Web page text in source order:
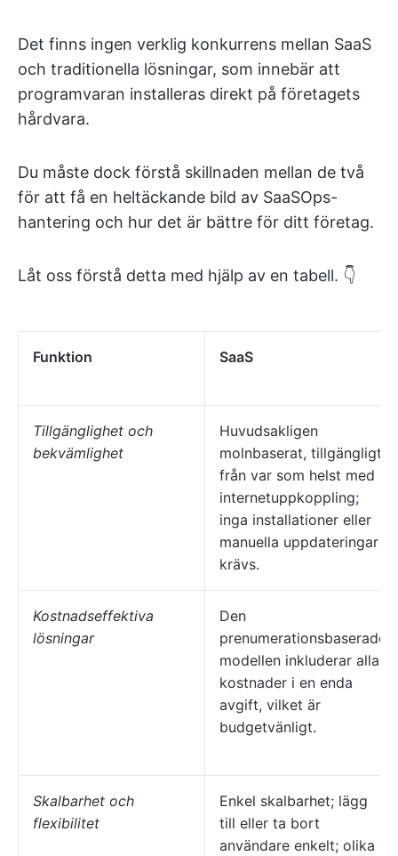
Det finns ingen verklig konkurrens mellan SaaS
och traditionella lösningar, som innebär att
programvaran installeras direkt på företagets
hårdvara.
Du måste dock förstå skillnaden mellan de två
för att få en heltäckande bild av SaaSOps-
hantering och hur det är bättre för ditt företag.
Låt oss förstå detta med hjälp av en tabell. 👇
Funktion SaaS
Tillgänglighet och
bekvämlighet
Huvudsakligen
molnbaserat, tillgängligt
från var som helst med
internetuppkoppling;
inga installationer eller
manuella uppdateringar
krävs.
Kostnadseffektiva
lösningar
Den
prenumerationsbaserade
modellen inkluderar alla
kostnader i en enda
avgift, vilket är
budgetvänligt.
Skalbarhet och
flexibilitet
Enkel skalbarhet; lägg
till eller ta bort
användare enkelt; olika